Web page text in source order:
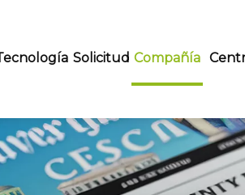
Solicitud Compañía